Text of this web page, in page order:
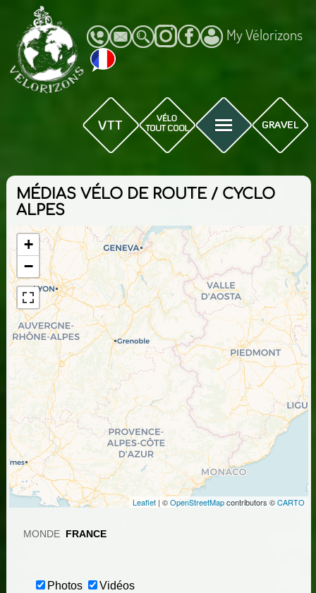
My Vélorizons
MÉDIAS VÉLO DE ROUTE / CYCLO
ALPES
+
−
Leaflet| ©OpenStreetMapcontributors ©CARTO
MONDE FRANCE
Photos Vidéos